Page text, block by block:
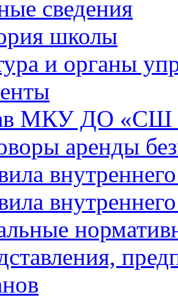
сведения
школы
и органы
МКУ ДО
аренды